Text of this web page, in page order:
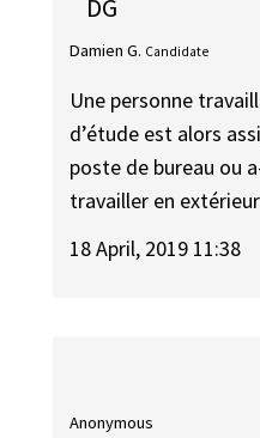
DG
Damien G. Candidate
Une personne
d’étude est alors
poste de bureau ou
travailler en
18 April, 2019 11:38
Anonymous